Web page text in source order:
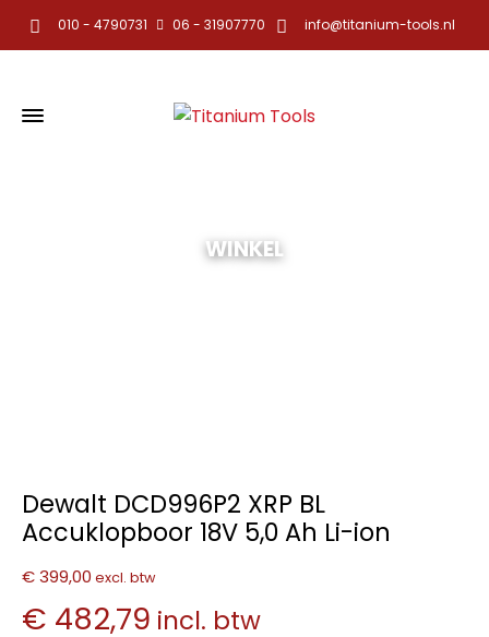
010 - 4790731 06 - 31907770 info@titanium-tools.nl
WINKEL
Dewalt DCD996P2 XRP BL
Accuklopboor 18V 5,0 Ah Li-ion
€ 399,00 excl. btw
€ 482,79 incl. btw